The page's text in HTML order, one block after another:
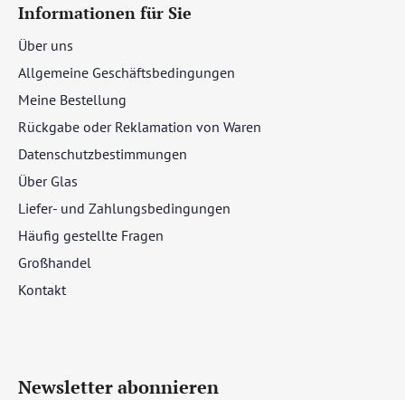
Informationen für Sie
Über uns
Allgemeine Geschäftsbedingungen
Meine Bestellung
Rückgabe oder Reklamation von Waren
Datenschutzbestimmungen
Über Glas
Liefer- und Zahlungsbedingungen
Häufig gestellte Fragen
Großhandel
Kontakt
Newsletter abonnieren